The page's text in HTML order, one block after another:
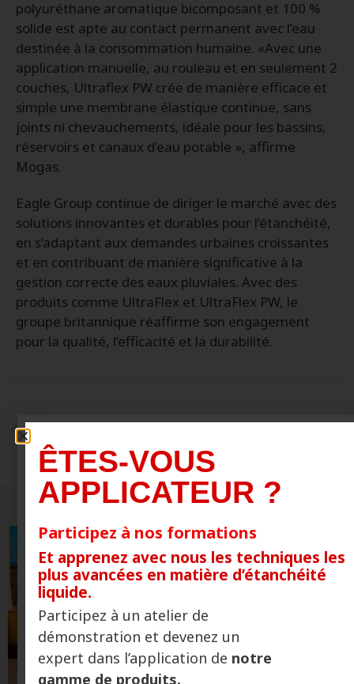
polyuréthane aromatique bicomposant et 100 %
solide est apte au contact permanent avec l’eau
destinée à la consommation humaine. «Avec une
application manuelle, au rouleau et en seulement 2
couches, Ultraflex PW crée de manière efficace et
simple une membrane élastique continue, sans
joints ni chevauchements, idéale pour les bassins,
réservoirs et canaux d’eau potable », affirme
Mogas.
Eagle Group continue de diriger le marché avec des
solutions innovantes et durables pour l’étanchéité,
en s’adaptant aux demandes urbaines croissantes
et en contribuant de manière significative à la
gestion correcte des eaux pluviales. Avec des
produits comme UltraFlex et UltraFlex PW, le
groupe britannique réaffirme son engagement
pour la qualité, l’efficacité et la durabilité.
ANCIEN
SUIVANTE
ÊTES-VOUS
APPLICATEUR ?
Participez à nos formations
Et apprenez avec nous les techniques les
plus avancées en matière d’étanchéité
liquide.
Participez à un atelier de
démonstration et devenez un
expert dans l’application de notre
gamme de produits.